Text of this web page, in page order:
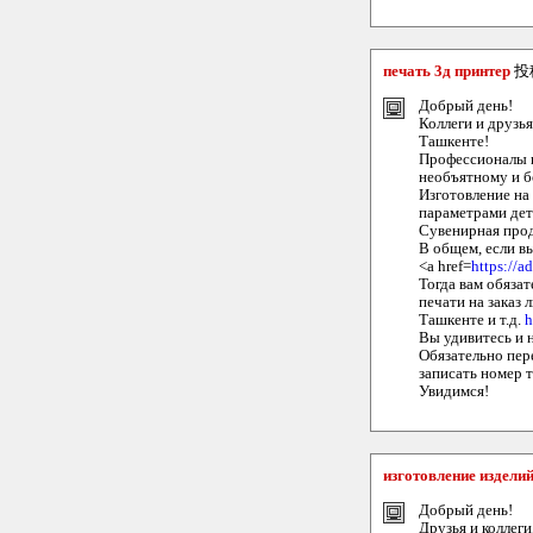
печать 3д принтер 投
Добрый день!
Коллеги и
Ташкенте!
Профессионалы
необъятному и
Изготовление
параметрами
Сувенирная
В общем, если
<a href=https://
Тогда вам
печати на
Ташкенте и т.д.
Вы удивитесь и
Обязательно
записать номер
Увидимся!
изготовление
Добрый день!
Друзья и